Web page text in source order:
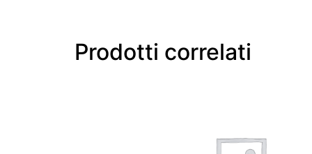
Prodotti correlati